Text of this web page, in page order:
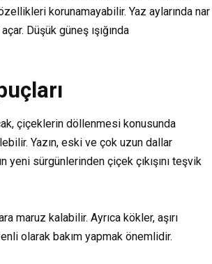
korunamayabilir. Yaz aylarında nar
Düşük güneş ışığında
çiçeklerin döllenmesi konusunda
Yazın, eski ve çok uzun dallar
yeni sürgünlerinden çiçek çıkışını teşvik
maruz kalabilir. Ayrıca kökler, aşırı
olarak bakım yapmak önemlidir.